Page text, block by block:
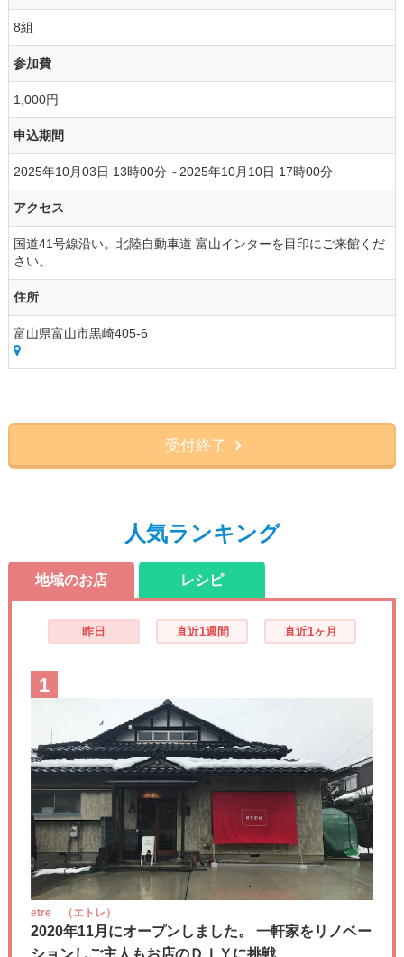
8組
参加費
1,000円
申込期間
2025年10月03日 13時00分～2025年10月10日 17時00分
アクセス
国道41号線沿い。北陸自動車道 富山インターを目印にご来館くだ
さい。
住所
富山県富山市黒崎405-6
受付終了
人気ランキング
地域のお店 レシピ
昨日 直近1週間 直近1ヶ月
1
etre （エトレ）
2020年11月にオープンしました。 一軒家をリノベー